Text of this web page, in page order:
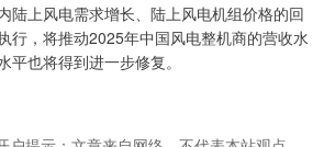
陆上风电需求增长、陆上风电机组价格的回
行，将推动2025年中国风电整机商的营收水
也将得到进一步修复。